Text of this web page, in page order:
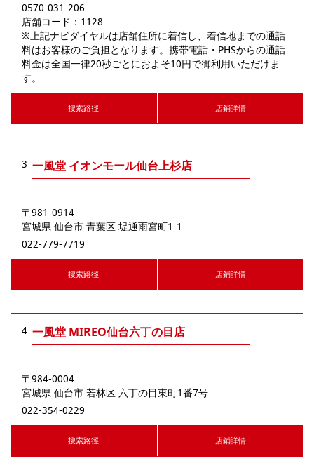
0570-031-206
店舗コード：1128
※上記ナビダイヤルは店舗住所に着信し、着信地までの通話
料はお客様のご負担となります。携帯電話・PHSからの通話
料金は全国一律20秒ごとにおよそ10円で御利用いただけま
す。
搜索路徑 店鋪詳情
3 一風堂 イオンモール仙台上杉店
〒981-0914
宮城県仙台市⻘葉区堤通⾬宮町1-1
022-779-7719
搜索路徑 店鋪詳情
4 一風堂 MIREO仙台六丁の目店
〒984-0004
宮城県仙台市若林区六丁の目東町1番7号
022-354-0229
搜索路徑 店鋪詳情